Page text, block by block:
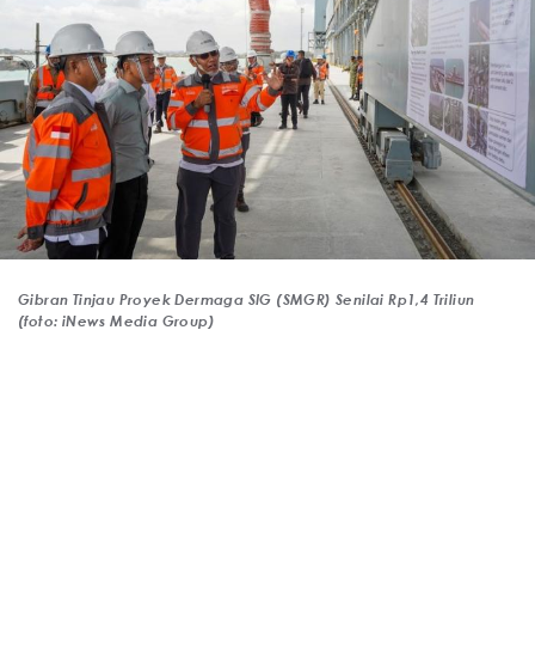
Gibran Tinjau Proyek Dermaga SIG (SMGR) Senilai Rp1,4 Triliun
(foto: iNews Media Group)